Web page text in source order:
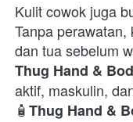
Kulit cowok juga
Tanpa
Thug Hand &
aktif, maskulin,
🧴Thug Hand &